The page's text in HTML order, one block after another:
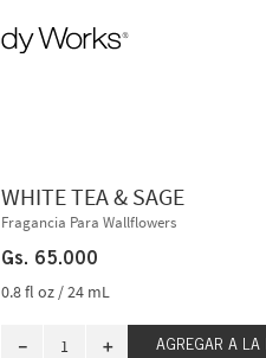
WHITE TEA & SAGE
Fragancia Para Wallflowers
Gs. 65.000
0.8 fl oz / 24 mL
＋
－ AGREGAR A LA